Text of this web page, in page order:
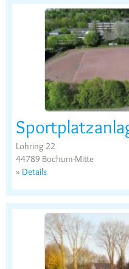
Lohring 22
44789 Bochum-Mitte
» Details